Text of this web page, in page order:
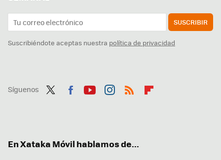
SUSCRIBIR
Suscribiéndote aceptas nuestra política de privacidad
Síguenos
En Xataka Móvil hablamos de...